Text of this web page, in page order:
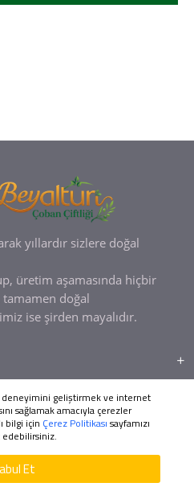
yıllardır sizlere doğal
üretim aşamasında hiçbir
tamamen doğal
ise şirden mayalıdır.
Ada Web Tasarım
deneyimini geliştirmek ve internet
sağlamak amacıyla çerezler
bilgi için Çerez Politikası sayfamızı
edebilirsiniz.
Et